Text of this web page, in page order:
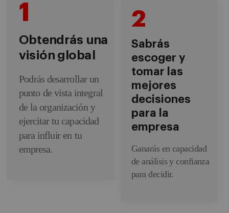
1
Obtendrás una
visión global
Podrás desarrollar un
punto de vista integral
de la organización y
ejercitar tu capacidad
para influir en tu
empresa.
2
Sabrás
escoger y
tomar las
mejores
decisiones
para la
empresa
Ganarás en capacidad
de análisis y confianza
para decidir.